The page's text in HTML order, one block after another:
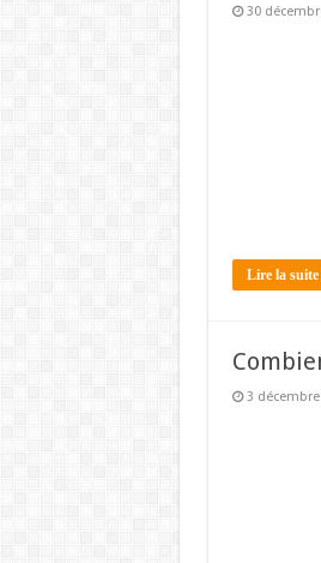
30
Lire la suite
3 décembre